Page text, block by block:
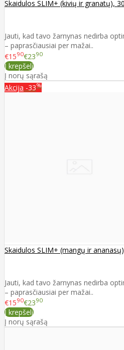
Skaidulos SLIM+ (kivių ir granatų),
Jauti, kad tavo žarnynas nedirba
– paprasčiausiai per mažai..
€1590€2390
Į krepšelį
Į norų sąrašą
Akcija -33%
Skaidulos SLIM+ (mangų ir
Jauti, kad tavo žarnynas nedirba
– paprasčiausiai per mažai..
€1590€2390
Į krepšelį
Į norų sąrašą